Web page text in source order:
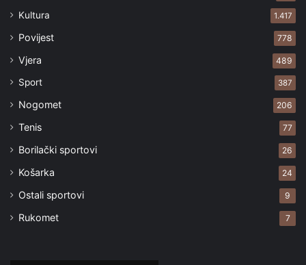
Kultura 1.417
Povijest 778
Vjera 489
Sport 387
Nogomet 206
Tenis 77
Borilački sportovi 26
Košarka 24
Ostali sportovi 9
Rukomet 7